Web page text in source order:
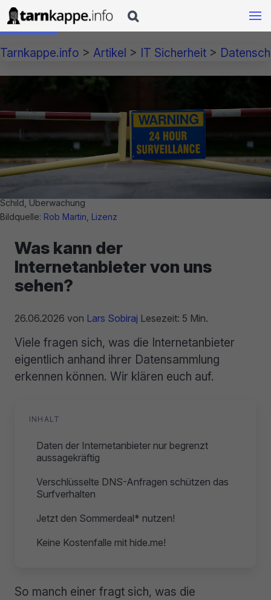

Tarnkappe.info > Artikel > IT Sicherheit >
Schild, Überwachung
Bildquelle: Rob Martin Lizenz
Was kann der
Internetanbieter von uns
sehen?
26.06.2026 von Lars Sobiraj Lesezeit: 5 Min.
Viele fragen sich, was die Internetanbieter
eigentlich anhand ihrer Datensammlung
erkennen können. Wir klären euch auf.
INHALT
Daten der Internetanbieter nur begrenzt
aussagekräftig
Verschlüsselte DNS-Anfragen schützen das
Surfverhalten
Jetzt den Sommerdeal* nutzen!
Keine Kostenfalle mit hide.me!
So manch einer fragt sich, was die